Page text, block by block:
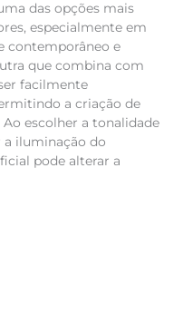
das opções mais
especialmente em
contemporâneo e
que combina com
facilmente
a criação de
escolher a tonalidade
a iluminação do
pode alterar a